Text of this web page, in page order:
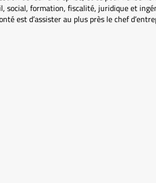
social, formation, fiscalité, juridique et
est d’assister au plus près le chef